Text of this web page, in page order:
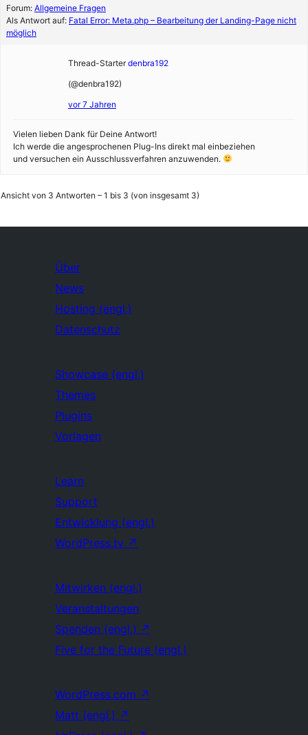
Forum: Allgemeine Fragen
Als Antwort auf: Fatal Error: Meta.php – Bearbeitung der Landing-Page nicht
möglich
Thread-Starter denbra192
(@denbra192)
vor 7 Jahren
Vielen lieben Dank für Deine Antwort!
Ich werde die angesprochenen Plug-Ins direkt mal einbeziehen
und versuchen ein Ausschlussverfahren anzuwenden.
Ansicht von 3 Antworten – 1 bis 3 (von insgesamt 3)
Über
News
Hosting (engl.)
Datenschutz
Showcase (engl.)
Themes
Plugins
Vorlagen
Learn
Support
Entwicklung (engl.)
WordPress.tv ↗
Mitwirken (engl.)
Veranstaltungen
Spenden (engl.) ↗
Five for the Future (engl.)
WordPress.com ↗
Matt (engl.) ↗